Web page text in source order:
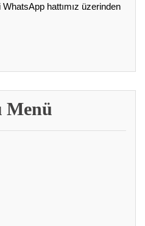
hattımız üzerinden
Menü